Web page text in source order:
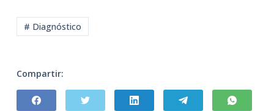
# Diagnóstico
Compartir: